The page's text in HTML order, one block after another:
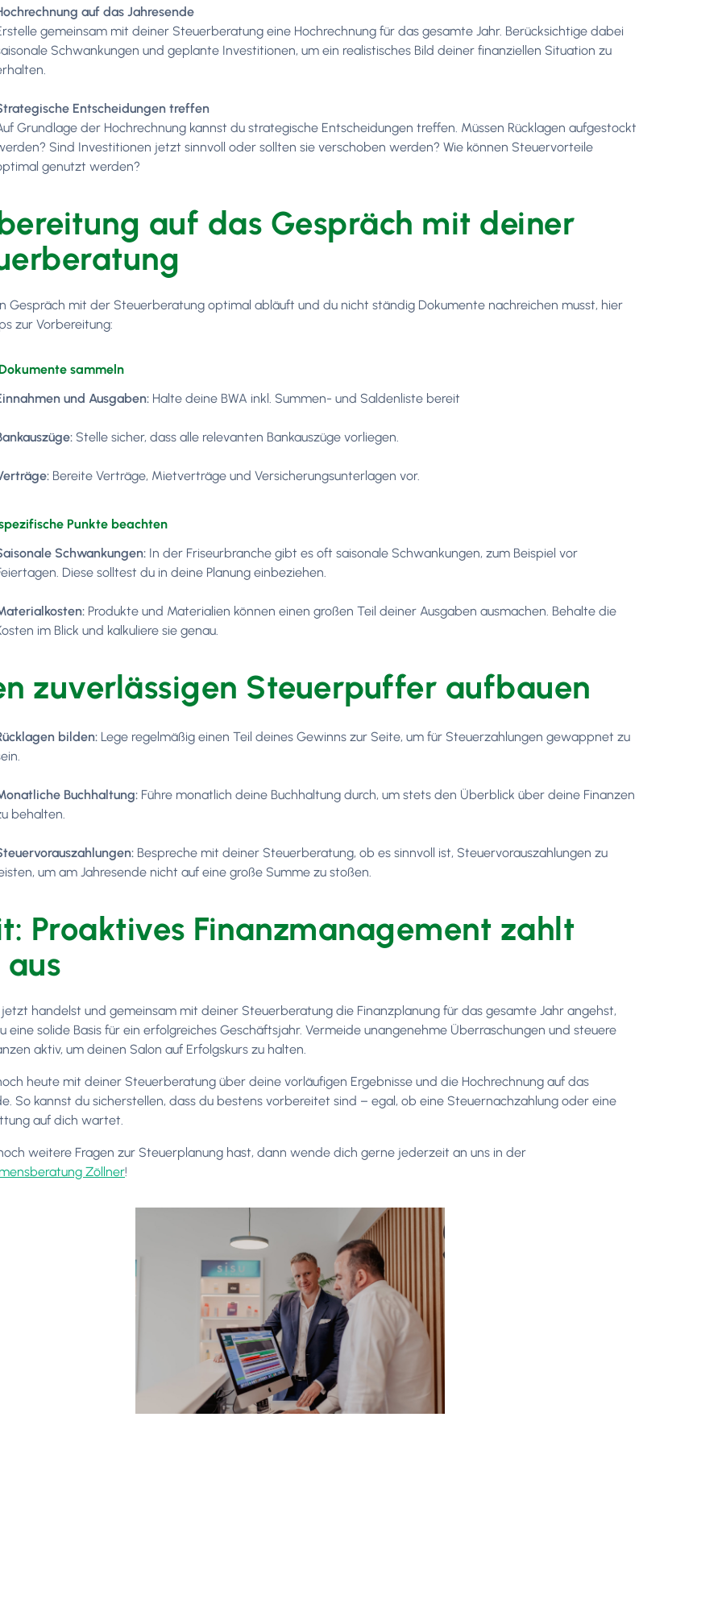
auf das Jahresende
gemeinsam mit deiner Steuerberatung eine Hochrechnung für das gesamte Jahr. Berücksichtige dabei
Schwankungen und geplante Investitionen, um ein realistisches Bild deiner finanziellen Situation zu
Entscheidungen treffen
Grundlage der Hochrechnung kannst du strategische Entscheidungen treffen. Müssen Rücklagen aufgestockt
Sind Investitionen jetzt sinnvoll oder sollten sie verschoben werden? Wie können Steuervorteile
genutzt werden?
auf das Gespräch mit deiner
Gespräch mit der Steuerberatung optimal abläuft und du nicht ständig Dokumente nachreichen musst, hier
zur Vorbereitung:
sammeln
und Ausgaben: Halte deine BWA inkl. Summen- und Saldenliste bereit
Stelle sicher, dass alle relevanten Bankauszüge vorliegen.
Bereite Verträge, Mietverträge und Versicherungsunterlagen vor.
Punkte beachten
Schwankungen: In der Friseurbranche gibt es oft saisonale Schwankungen, zum Beispiel vor
Diese solltest du in deine Planung einbeziehen.
Produkte und Materialien können einen großen Teil deiner Ausgaben ausmachen. Behalte die
im Blick und kalkuliere sie genau.
zuverlässigen Steuerpuffer aufbauen
bilden: Lege regelmäßig einen Teil deines Gewinns zur Seite, um für Steuerzahlungen gewappnet zu
Buchhaltung: Führe monatlich deine Buchhaltung durch, um stets den Überblick über deine Finanzen
behalten.
Bespreche mit deiner Steuerberatung, ob es sinnvoll ist, Steuervorauszahlungen zu
um am Jahresende nicht auf eine große Summe zu stoßen.
Proaktives Finanzmanagement zahlt
aus
handelst und gemeinsam mit deiner Steuerberatung die Finanzplanung für das gesamte Jahr angehst,
eine solide Basis für ein erfolgreiches Geschäftsjahr. Vermeide unangenehme Überraschungen und steuere
aktiv, um deinen Salon auf Erfolgskurs zu halten.
heute mit deiner Steuerberatung über deine vorläufigen Ergebnisse und die Hochrechnung auf das
So kannst du sicherstellen, dass du bestens vorbereitet sind – egal, ob eine Steuernachzahlung oder eine
auf dich wartet.
weitere Fragen zur Steuerplanung hast, dann wende dich gerne jederzeit an uns in der
Zöllner!